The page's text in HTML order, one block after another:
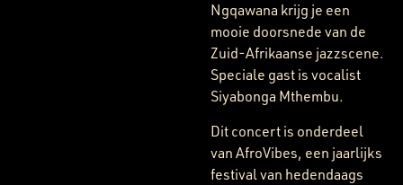
Ngqawana krijg je een
mooie doorsnede van de
Zuid-Afrikaanse jazzscene.
Speciale gast is vocalist
Siyabonga Mthembu.
Dit concert is onderdeel
van AfroVibes, een jaarlijks
festival van hedendaags